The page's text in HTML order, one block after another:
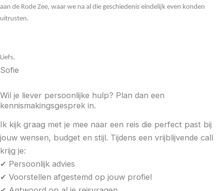
aan de Rode Zee, waar we na al die geschiedenis eindelijk even konden
uitrusten.
Liefs,
Sofie
Wil je liever persoonlijke hulp? Plan dan een
kennismakingsgesprek in.
Ik kijk graag met je mee naar een reis die perfect past bij
jouw wensen, budget en stijl. Tijdens een vrijblijvende call
krijg je:
✔ Persoonlijk advies
✔ Voorstellen afgestemd op jouw profiel